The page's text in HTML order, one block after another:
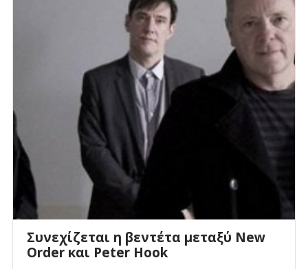
Συνεχίζεται η βεντέτα μεταξύ New
Order και Peter Hook